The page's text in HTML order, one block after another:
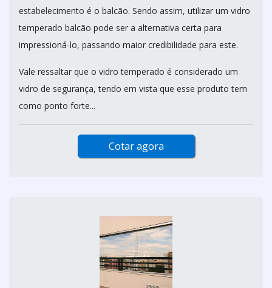
estabelecimento é o balcão. Sendo assim, utilizar um vidro
temperado balcão pode ser a alternativa certa para
impressioná-lo, passando maior credibilidade para este.
Vale ressaltar que o vidro temperado é considerado um
vidro de segurança, tendo em vista que esse produto tem
como ponto forte...
Cotar agora